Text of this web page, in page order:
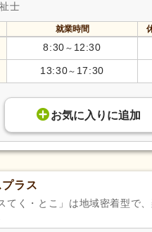
士
就業時間
8:30 ～ 12:30
13:30～ 17:30
お気に入り に追加
ラス
てく・とこ」は地域密着型で